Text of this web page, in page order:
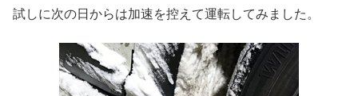
試しに次の日からは加速を控えて運転してみました。